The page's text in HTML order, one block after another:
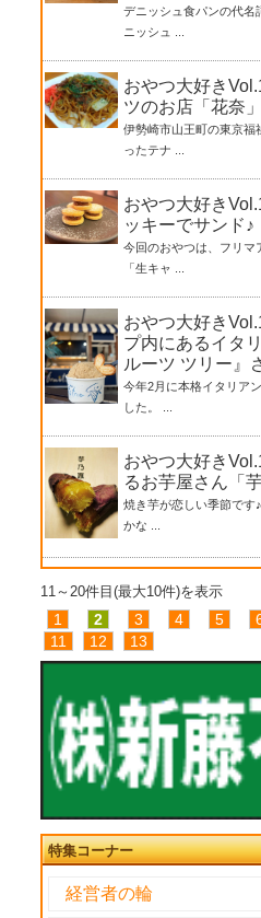
デニッシュ食パンの代名
ニッシュ ...
おやつ大好き
ツのお店「花奈
伊勢崎市山王町の東京福
ったテナ ...
おやつ大好き
ッキーでサンド
今回のおやつは、フリマ
「生キャ ...
おやつ大好き
プ内にあるイタ
ルーツ ツリー』
今年2月に本格イタリア
した。 ...
おやつ大好き
るお芋屋さん「
焼き芋が恋しい季節です
かな ...
11～20件目(最大10件)を表示
1 2 3 4 5
11
12 13
特集コーナー
経営者の輪